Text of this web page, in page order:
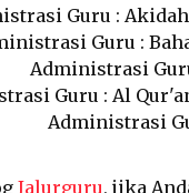
Guru :
Guru :
Administrasi
Guru : Al
Administrasi
Jalurguru, jika